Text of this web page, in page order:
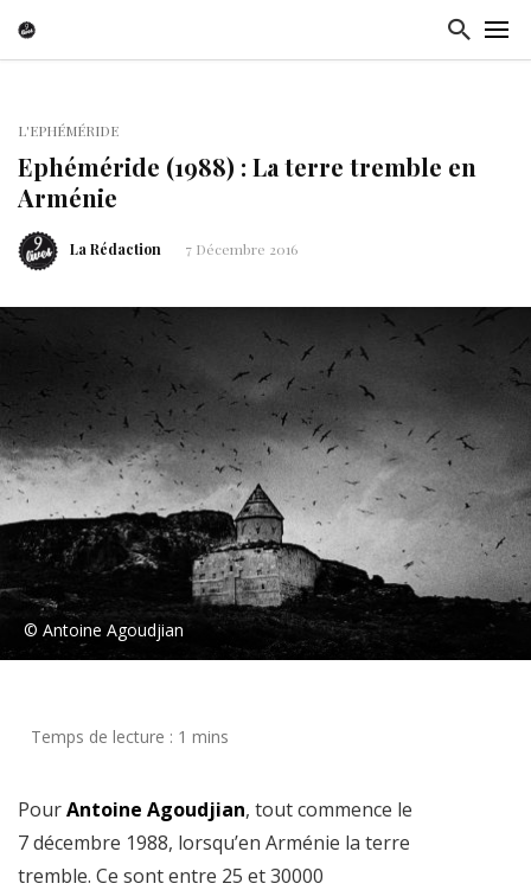
L'EPHÉMÉRIDE
Ephéméride (1988) : La terre tremble en
Arménie
La Rédaction 7 Décembre 2016
© Antoine Agoudjian
PourAntoine Agoudjian, tout commence le
7 décembre 1988, lorsqu’en Arménie la terre
tremble. Ce sont entre 25 et 30000